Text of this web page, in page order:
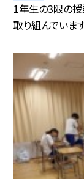
1年生の3限の授
取り組んでいま